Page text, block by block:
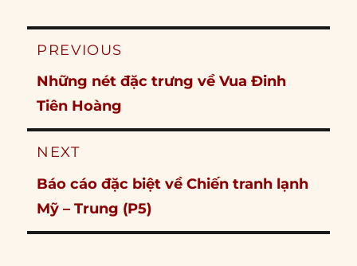
Post
PREVIOUS
Previous
post:
Những nét đặc trưng về Vua Đinh
Tiên Hoàng
NEXT
Next
post:
Báo cáo đặc biệt về Chiến tranh lạnh
Mỹ – Trung (P5)